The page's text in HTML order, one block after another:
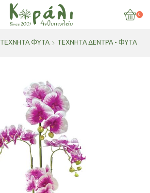
0
ΤΕΧΝΗΤΑ ΦΥΤΑ ΤΕΧΝΗΤΆ ΔΈΝΤΡΑ - ΦΥΤΆ